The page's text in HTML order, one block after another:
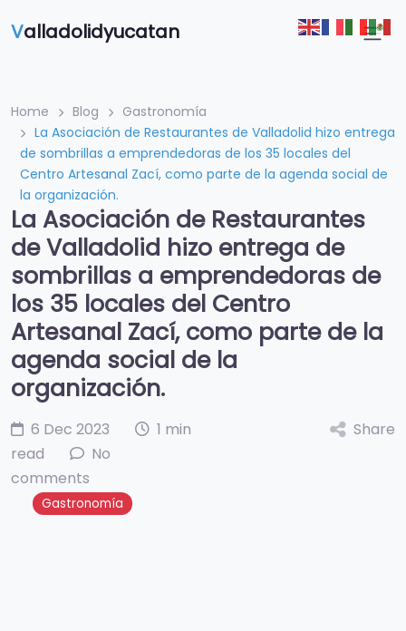
Valladolidyucatan
Home Blog
Gastronomía
La Asociación de Restaurantes de Valladolid hizo entrega
de sombrillas a emprendedoras de los 35 locales del
Centro Artesanal Zací, como parte de la agenda social de
la organización.
La Asociación de Restaurantes
de Valladolid hizo entrega de
sombrillas a emprendedoras de
los 35 locales del Centro
Artesanal Zací, como parte de la
agenda social de la
organización.
6 Dec 2023
1 min
read
No
comments
Gastronomía
Share